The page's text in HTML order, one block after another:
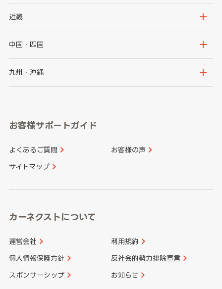
秋田県
群馬県
千葉県
新潟県
石川県
山梨県
愛知県
近畿
大阪府
京都府
和歌山県
中国・四国
鳥取県
山口県
香川県 愛媛県
九州・沖縄
長崎県
大分県 宮崎県
お客様サポートガイド
よくあるご質問 お客様の声
サイトマップ
カーネクストについて
運営会社 利用規約
個人情報保護方針 反社会的勢力排除宣言
スポンサーシップ お知らせ